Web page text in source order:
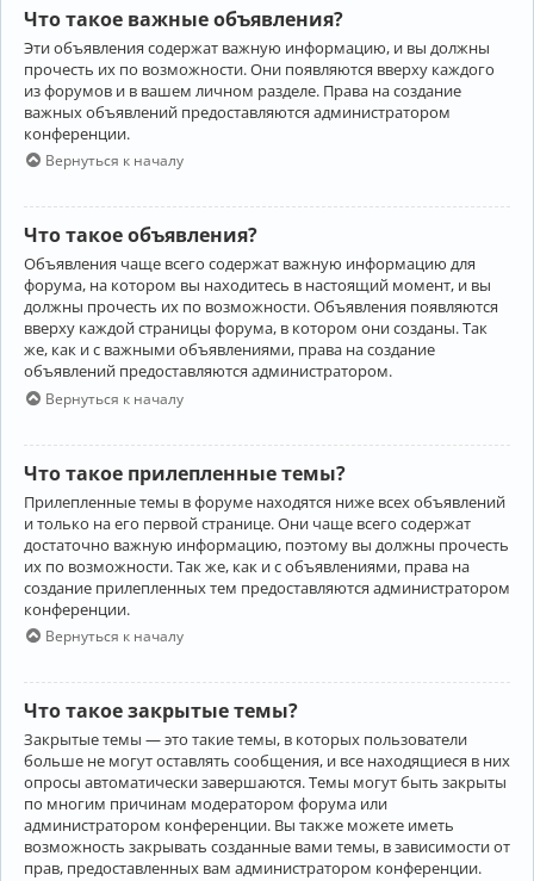
Что такое важные объявления?
Эти объявления содержат важную информацию, и вы должны
прочесть их по возможности. Они появляются вверху каждого
из форумов и в вашем личном разделе. Права на создание
важных объявлений предоставляются администратором
конференции.
Вернуться к началу
Что такое объявления?
Объявления чаще всего содержат важную информацию для
форума, на котором вы находитесь в настоящий момент, и вы
должны прочесть их по возможности. Объявления появляются
вверху каждой страницы форума, в котором они созданы. Так
же, как и с важными объявлениями, права на создание
объявлений предоставляются администратором.
Вернуться к началу
Что такое прилепленные темы?
Прилепленные темы в форуме находятся ниже всех объявлений
и только на его первой странице. Они чаще всего содержат
достаточно важную информацию, поэтому вы должны прочесть
их по возможности. Так же, как и с объявлениями, права на
создание прилепленных тем предоставляются администратором
конференции.
Вернуться к началу
Что такое закрытые темы?
Закрытые темы — это такие темы, в которых пользователи
больше не могут оставлять сообщения, и все находящиеся в них
опросы автоматически завершаются. Темы могут быть закрыты
по многим причинам модератором форума или
администратором конференции. Вы также можете иметь
возможность закрывать созданные вами темы, в зависимости от
прав, предоставленных вам администратором конференции.